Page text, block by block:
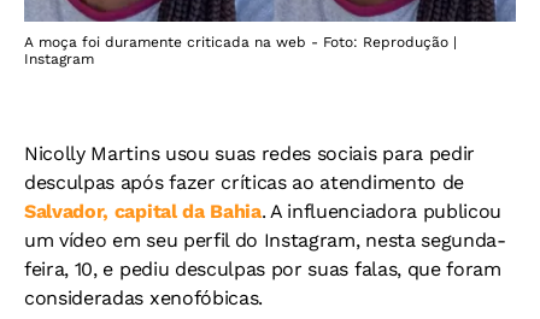
A moça foi duramente criticada na web - Foto: Reprodução |
Instagram
Nicolly Martins usou suas redes sociais para pedir
desculpas após fazer críticas ao atendimento de
Salvador, capital da Bahia. A influenciadora publicou
um vídeo em seu perfil do Instagram, nesta segunda-
feira, 10, e pediu desculpas por suas falas, que foram
consideradas xenofóbicas.